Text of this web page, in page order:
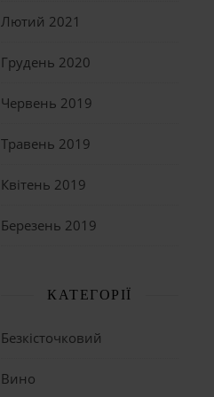
Лютий 2021
Грудень 2020
Червень 2019
Травень 2019
Квітень 2019
Березень 2019
КАТЕГОРІЇ
Безкісточковий
Вино